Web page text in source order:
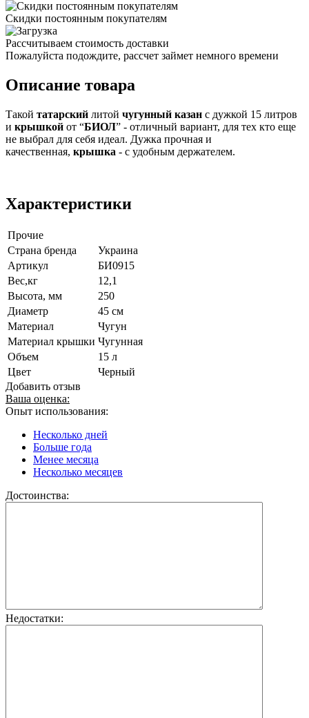
Скидки постоянным покупателям
Рассчитываем стоимость доставки
Пожалуйста подождите, рассчет займет немного времени
Описание товара
Такой татарский литой чугунный казан с дужкой 15 литров
и крышкой от “БИОЛ” - отличный вариант, для тех кто еще
не выбрал для себя идеал. Дужка прочная и
качественная, крышка - с удобным держателем.
Характеристики
Прочие
Страна бренда
Украина
Артикул
БИ0915
Вес,кг
12,1
Высота, мм
250
Диаметр
45 см
Материал
Чугун
Материал крышки Чугунная
Объем
15 л
Цвет
Черный
Добавить отзыв
Ваша оценка:
Опыт использования:
Несколько дней
Больше года
Менее месяца
Несколько месяцев
Достоинства:
Недостатки: